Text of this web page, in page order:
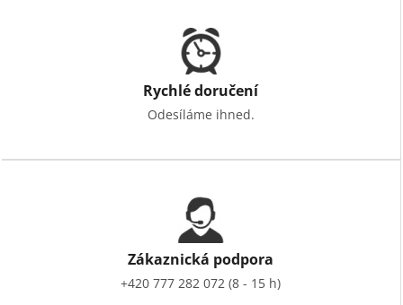
Rychlé doručení
Odesíláme ihned.
Zákaznická podpora
+420 777 282 072 (8 - 15 h)